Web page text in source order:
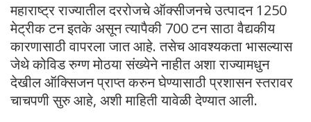
महाराष्ट्र राज्यातील दररोजचे ऑक्सीजनचे उत्पादन 1250
मेट्रीक टन इतके असून त्यापैकी 700 टन साठा वैद्यकीय
कारणासाठी वापरला जात आहे. तसेच आवश्यकता भासल्यास
जेथे कोविड रुग्ण मोठया संख्येने नाहीत अशा राज्यामधुन
देखील ऑक्सिजन प्राप्त करुन घेण्यासाठी प्रशासन स्तरावर
चाचपणी सुरु आहे, अशी माहिती यावेळी देण्यात आली.